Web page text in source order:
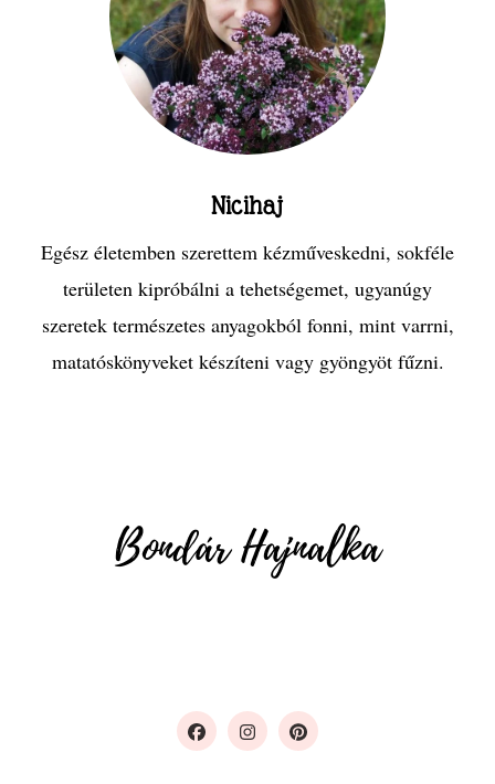
Nicihaj
Egész életemben szerettem kézműveskedni, sokféle
területen kipróbálni a tehetségemet, ugyanúgy
szeretek természetes anyagokból fonni, mint varrni,
matatóskönyveket készíteni vagy gyöngyöt fűzni.